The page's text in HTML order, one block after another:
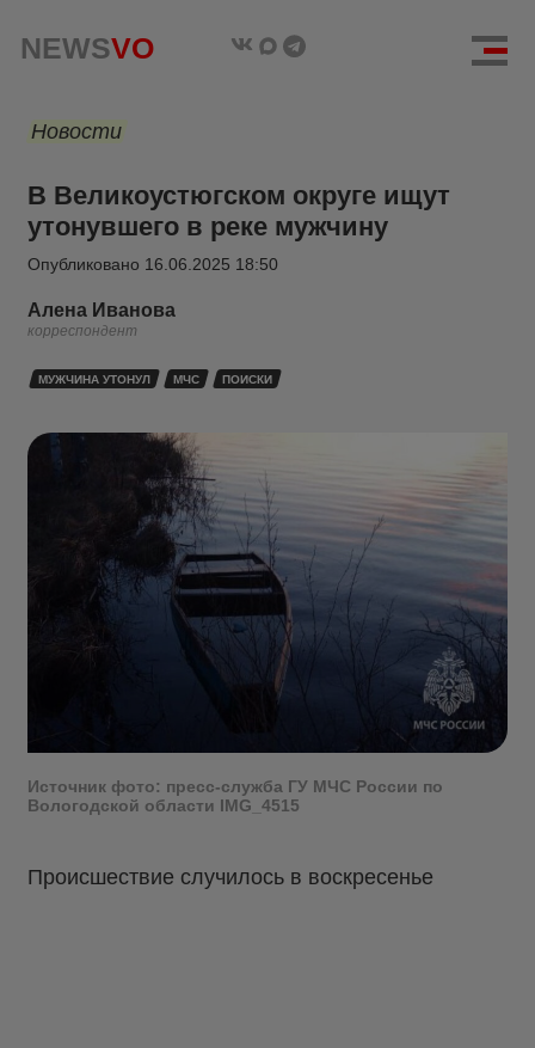
NEWSVO
Новости
В Великоустюгском округе ищут
утонувшего в реке мужчину
Опубликовано 16.06.2025 18:50
Алена Иванова
корреспондент
МУЖЧИНА УТОНУЛ МЧС ПОИСКИ
Источник фото: пресс-служба ГУ МЧС России по
Вологодской области IMG_4515
Происшествие случилось в воскресенье